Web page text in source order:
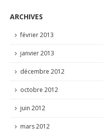
ARCHIVES
février 2013
janvier 2013
décembre 2012
octobre 2012
juin 2012
mars 2012